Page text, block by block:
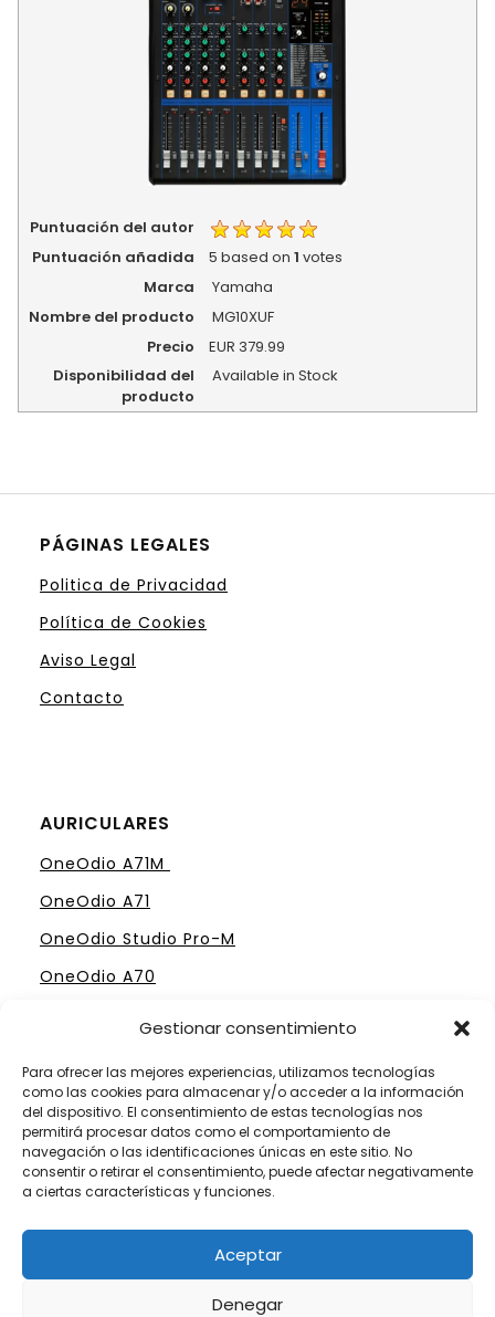
Gestionar consentimiento
Para ofrecer las mejores experiencias, utilizamos tecnologías
como las cookies para almacenar y/o acceder a la información
del dispositivo. El consentimiento de estas tecnologías nos
permitirá procesar datos como el comportamiento de
navegación o las identificaciones únicas en este sitio. No
consentir o retirar el consentimiento, puede afectar negativamente
a ciertas características y funciones.
Aceptar
Denegar
Puntuación del autor
Puntuación añadida
5 based on1 votes
Marca
Yamaha
Nombre del producto
MG10XUF
Precio
EUR 379.99
Disponibilidad del
producto
Available in Stock
PÁGINAS LEGALES
Politica de Privacidad
Política de Cookies
Aviso Legal
Contacto
AURICULARES
OneOdio A71M
OneOdio A71
OneOdio Studio Pro-M
OneOdio A70
ELIGE TU MESA DE MEZCLAS PERFECTA
Mesas Profesionales Hercules
Mesas más Caras de Pioneer
Mesas Numark por menos de 300 €